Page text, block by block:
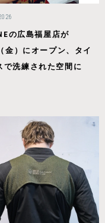
の広島福屋店が
金）にオープン、タイ
で洗練された空間に